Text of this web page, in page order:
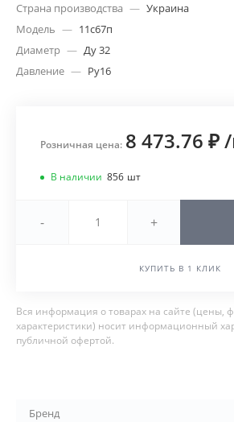
Страна производства — Украина
Модель — 11с67п
Диаметр — Ду 32
Давление — Ру16
Розничная цена: 8 473.76 ₽/
В наличии 856 шт
- +
КУПИТЬ В 1 КЛИК
Вся информация о товарах на сайте (цены,
характеристики) носит информационный
публичной офертой.
Бренд